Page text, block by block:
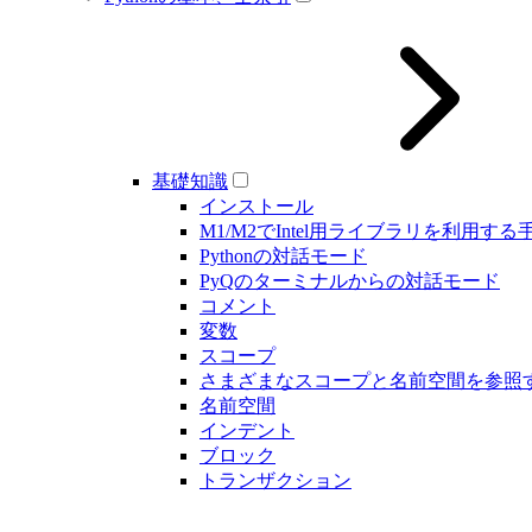
基礎知識
インストール
M1/M2でIntel用ライブラリを利用する
Pythonの対話モード
PyQのターミナルからの対話モード
コメント
変数
スコープ
さまざまなスコープと名前空間を参照
名前空間
インデント
ブロック
トランザクション